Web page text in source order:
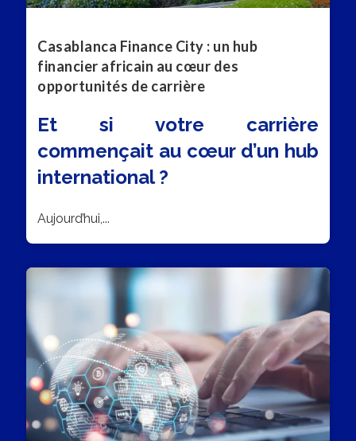
Casablanca Finance City : un hub
financier africain au cœur des
opportunités de carrière
Et si votre carrière
commençait au cœur d’un hub
international ?
Aujourd’hui,...